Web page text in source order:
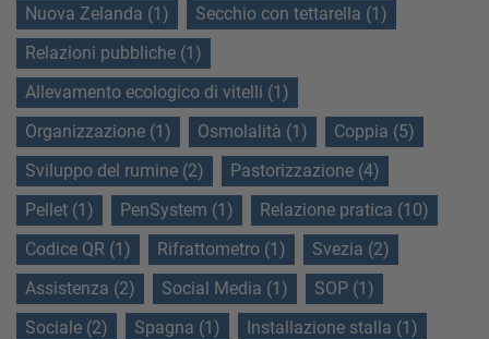
Nuova Zelanda (1)
Secchio con tettarella (1)
Relazioni pubbliche (1)
Allevamento ecologico di vitelli (1)
Organizzazione (1)
Osmolalità (1)
Coppia (5)
Sviluppo del rumine (2)
Pastorizzazione (4)
Pellet (1)
PenSystem (1)
Relazione pratica (10)
Codice QR (1)
Rifrattometro (1)
Svezia (2)
Assistenza (2)
Social Media (1)
SOP (1)
Sociale (2)
Spagna (1)
Installazione stalla (1)